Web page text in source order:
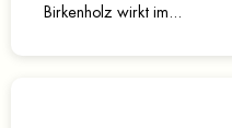
Birkenholz wirkt im...